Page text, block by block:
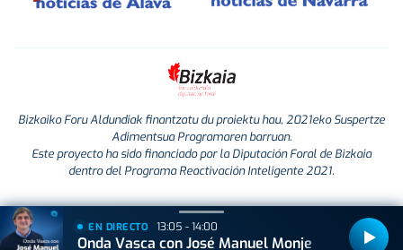
Bizkaiko Foru Aldundiak finantzatu du proiektu hau, 2021eko Suspertze
Adimentsua Programaren barruan.
Este proyecto ha sido financiado por la Diputación Foral de Bizkaia
dentro del Programa Reactivación Inteligente 2021.
EN DIRECTO 13:05 - 14:00
Onda Vasca con José Manuel Monje